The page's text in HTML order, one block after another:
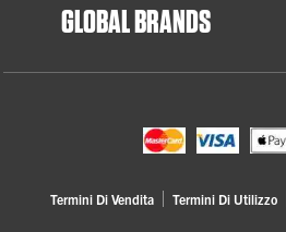
GLOBAL BRANDS
Termini Di Vendita Termini Di Utilizzo